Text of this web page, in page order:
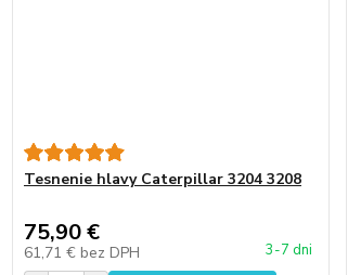
Tesnenie hlavy Caterpillar 3204 3208
75,90 €
61,71 € bez DPH 3-7 dni